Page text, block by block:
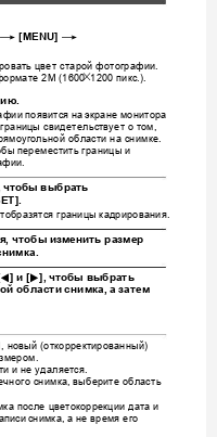
* [MENU] *
цвет старой фотографии
2M (1600x1200 пикс.).
.
и появится на экране монитора
границы свидетельствует о том
области на снимке.
переместить границы и
.
чтобы выбрать
границы кадрирования.
, чтобы изменить размер
4] и [6], чтобы выбрать
области снимка, а затем
новый (откорректированный)
и не удаляется.
снимка, выберите область
после цветокоррекции дата и
снимка, а не время его